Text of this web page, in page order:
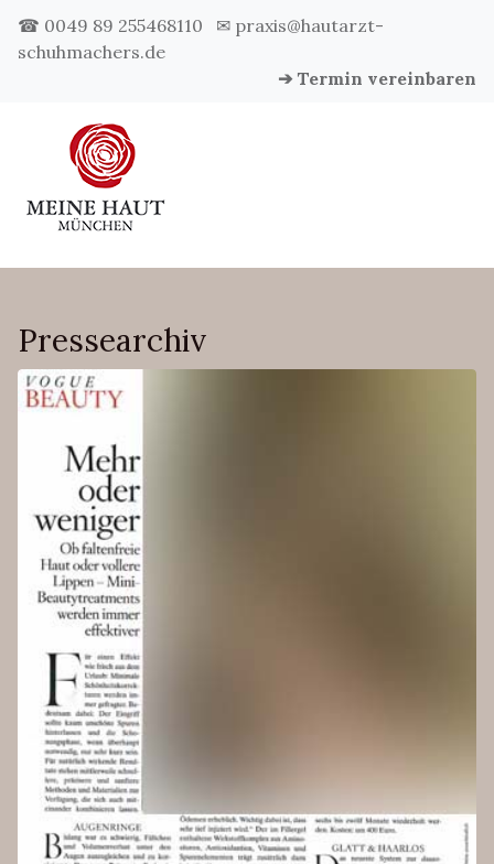
☎ 0049 89 255468110
✉ praxis@hautarzt-
schuhmachers.de
➔ Termin vereinbaren
Pressearchiv